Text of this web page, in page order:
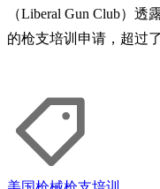
（Liberal Gun Club）
的枪支培训申请，超过